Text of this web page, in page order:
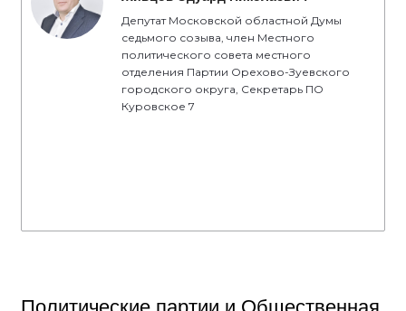
Депутат Московской областной Думы
седьмого созыва, член Местного
политического совета местного
отделения Партии Орехово-Зуевского
городского округа, Секретарь ПО
Куровское 7